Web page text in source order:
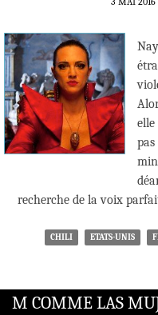
recherche de la voix
CHILI ETATS-UNIS
M COMME LAS